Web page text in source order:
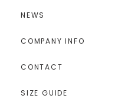
NEWS
COMPANY INFO
CONTACT
SIZE GUIDE